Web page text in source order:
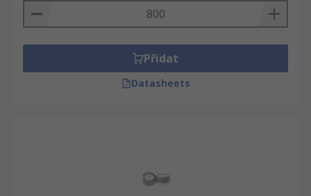
Přidat
Datasheets